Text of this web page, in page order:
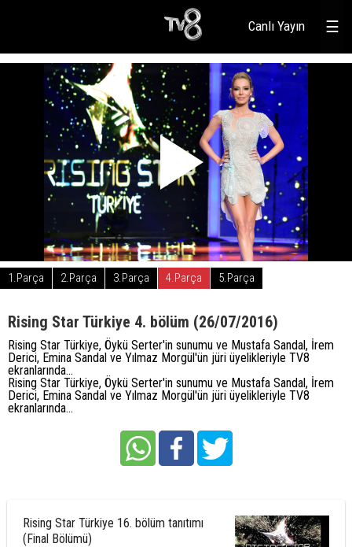
☰
Canlı Yayın
1.Parça 2.Parça 3.Parça 4.Parça 5.Parça
Rising Star Türkiye 4. bölüm (26/07/2016)
Rising Star Türkiye, Öykü Serter'in sunumu ve Mustafa Sandal, İrem
Derici, Emina Sandal ve Yılmaz Morgül'ün jüri üyelikleriyle TV8
ekranlarında...
Rising Star Türkiye, Öykü Serter'in sunumu ve Mustafa Sandal, İrem
Derici, Emina Sandal ve Yılmaz Morgül'ün jüri üyelikleriyle TV8
ekranlarında...
Rising Star Türkiye 16. bölüm tanıtımı
(Final Bölümü)